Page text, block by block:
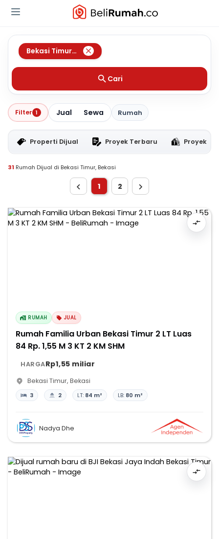
Bekasi Timur
,Bekasi
Cari
Filter 1 Jual Sewa Rumah
Properti Dijual Proyek Terbaru Proyek
31 Rumah Dijual di Bekasi Timur, Bekasi
1 2
RUMAH JUAL
Rumah Familia Urban Bekasi Timur 2 LT Luas
84 Rp. 1,55 M 3 KT 2 KM SHM
HARGARp1,55 miliar
Bekasi Timur, Bekasi
3 2 LT: 84 m² LB: 80 m²
Nadya Dhe